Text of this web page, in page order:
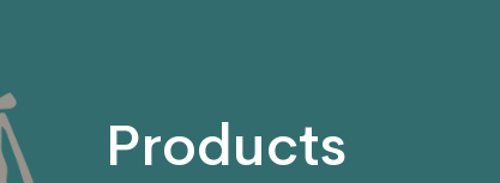
Products